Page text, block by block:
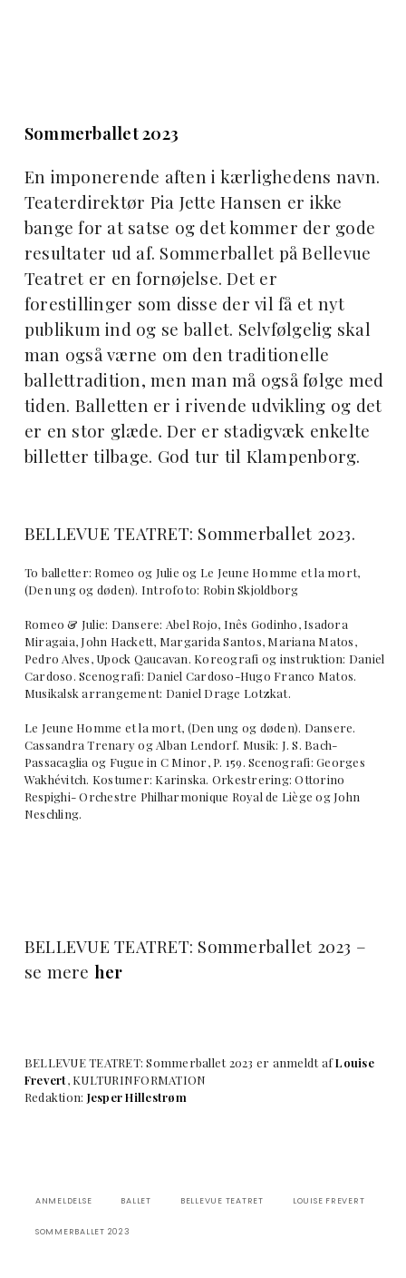
Sommerballet 2023
En imponerende aften i kærlighedens navn.
Teaterdirektør Pia Jette Hansen er ikke
bange for at satse og det kommer der gode
resultater ud af. Sommerballet på Bellevue
Teatret er en fornøjelse. Det er
forestillinger som disse der vil få et nyt
publikum ind og se ballet. Selvfølgelig skal
man også værne om den traditionelle
ballettradition, men man må også følge med
tiden. Balletten er i rivende udvikling og det
er en stor glæde. Der er stadigvæk enkelte
billetter tilbage. God tur til Klampenborg.
BELLEVUE TEATRET: Sommerballet 2023.
To balletter: Romeo og Julie og Le Jeune Homme et la mort,
(Den ung og døden). Introfoto: Robin Skjoldborg
Romeo & Julie: Dansere: Abel Rojo, Inês Godinho, Isadora
Miragaia, John Hackett, Margarida Santos, Mariana Matos,
Pedro Alves, Upock Qaucavan. Koreografi og instruktion: Daniel
Cardoso. Scenografi: Daniel Cardoso-Hugo Franco Matos.
Musikalsk arrangement: Daniel Drage Lotzkat.
Le Jeune Homme et la mort, (Den ung og døden). Dansere.
Cassandra Trenary og Alban Lendorf. Musik: J. S. Bach-
Passacaglia og Fugue in C Minor, P. 159. Scenografi: Georges
Wakhévitch. Kostumer: Karinska. Orkestrering: Ottorino
Respighi- Orchestre Philharmonique Royal de Liège og John
Neschling.
BELLEVUE TEATRET: Sommerballet 2023 –
se mere her
BELLEVUE TEATRET: Sommerballet 2023 er anmeldt afLouise
Frevert, KULTURINFORMATION
Redaktion: Jesper Hillestrøm
ANMELDELSE BALLET BELLEVUE TEATRET LOUISE FREVERT
SOMMERBALLET 2023